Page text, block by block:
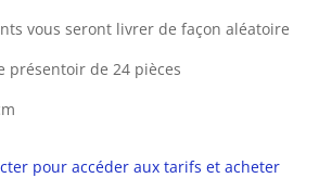
vous seront livrer de façon aléatoire
présentoir de 24 pièces
pour accéder aux tarifs et acheter